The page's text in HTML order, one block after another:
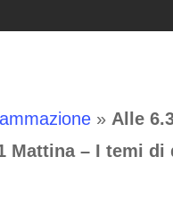
» Alle
Mattina – I temi di